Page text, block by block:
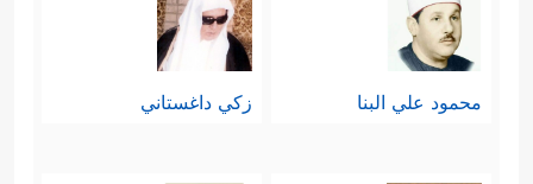
محمود علي البنا زكي داغستاني